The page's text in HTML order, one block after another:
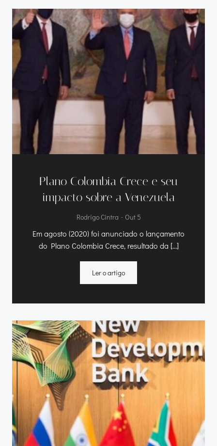
Plano Colombia Crece e seu
impacto sobre a Venezuela
Rodrigo Cintra - Out 5
Em agosto (2020) foi anunciado o lançamento
do Plano Colombia Crece, resultado da […]
Ler o artigo